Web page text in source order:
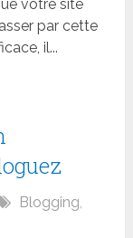
votre site
par cette
il...
Blogging